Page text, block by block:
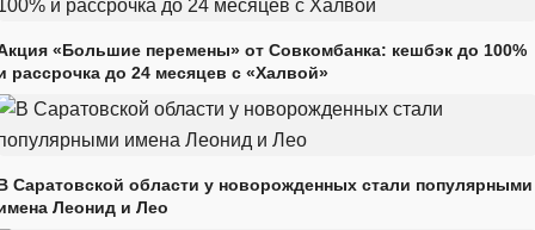
«Большие перемены» от Совкомбанка: кешбэк до 100%
рассрочка до 24 месяцев с «Халвой»
Саратовской области у новорожденных стали популярными
Леонид и Лео